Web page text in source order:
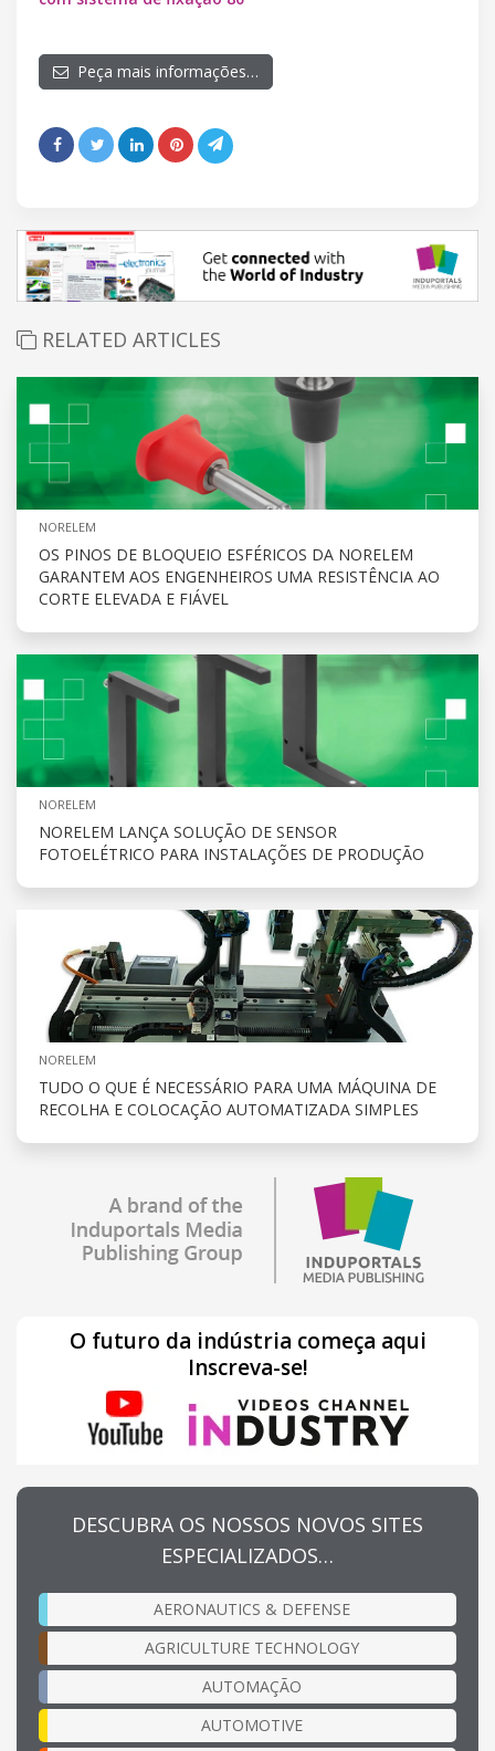
Peça mais informações…
RELATED ARTICLES
NORELEM
OS PINOS DE BLOQUEIO ESFÉRICOS DA NORELEM
GARANTEM AOS ENGENHEIROS UMA RESISTÊNCIA AO
CORTE ELEVADA E FIÁVEL
NORELEM
NORELEM LANÇA SOLUÇÃO DE SENSOR
FOTOELÉTRICO PARA INSTALAÇÕES DE PRODUÇÃO
NORELEM
TUDO O QUE É NECESSÁRIO PARA UMA MÁQUINA DE
RECOLHA E COLOCAÇÃO AUTOMATIZADA SIMPLES
O futuro da indústria começa aqui
Inscreva-se!
DESCUBRA OS NOSSOS NOVOS SITES
ESPECIALIZADOS…
AERONAUTICS & DEFENSE
AGRICULTURE TECHNOLOGY
AUTOMAÇÃO
AUTOMOTIVE